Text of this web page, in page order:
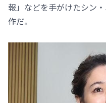
報」などを手がけたシン
作だ。